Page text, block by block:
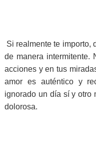
Si realmente te importo,
de manera intermitente.
acciones y en tus
amor es auténtico y
ignorado un día sí y otro
dolorosa.